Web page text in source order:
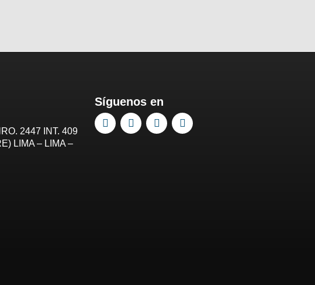
2447 INT. 409
LIMA – LIMA –
Síguenos en